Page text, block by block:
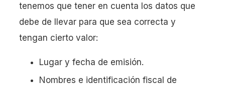
tenemos que tener en cuenta los datos que
debe de llevar para que sea correcta y
tengan cierto valor:
Lugar y fecha de emisión.
Nombres e identificación fiscal de